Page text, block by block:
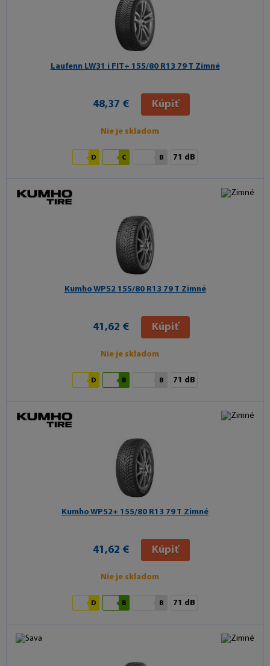
Laufenn LW31 i FIT+ 155/80 R13 79 T Zimné
48,37 € Kúpiť
Nie je skladom
D C B 71 dB
Kumho WP52 155/80 R13 79 T Zimné
41,62 € Kúpiť
Nie je skladom
D B B 71 dB
Kumho WP52+ 155/80 R13 79 T Zimné
41,62 € Kúpiť
Nie je skladom
D B B 71 dB